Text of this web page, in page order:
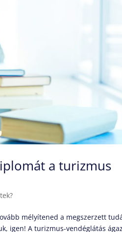
a turizmus
mélyítened a megszerzett
igen! A turizmus-vendéglátás